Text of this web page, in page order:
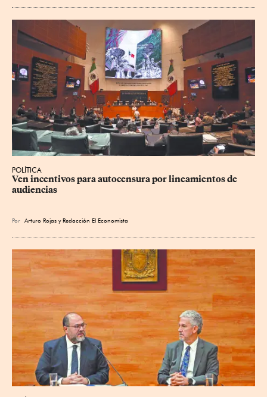
POLÍTICA
Ven incentivos para autocensura por lineamientos de
audiencias
Por Arturo Rojas yRedacción El Economista